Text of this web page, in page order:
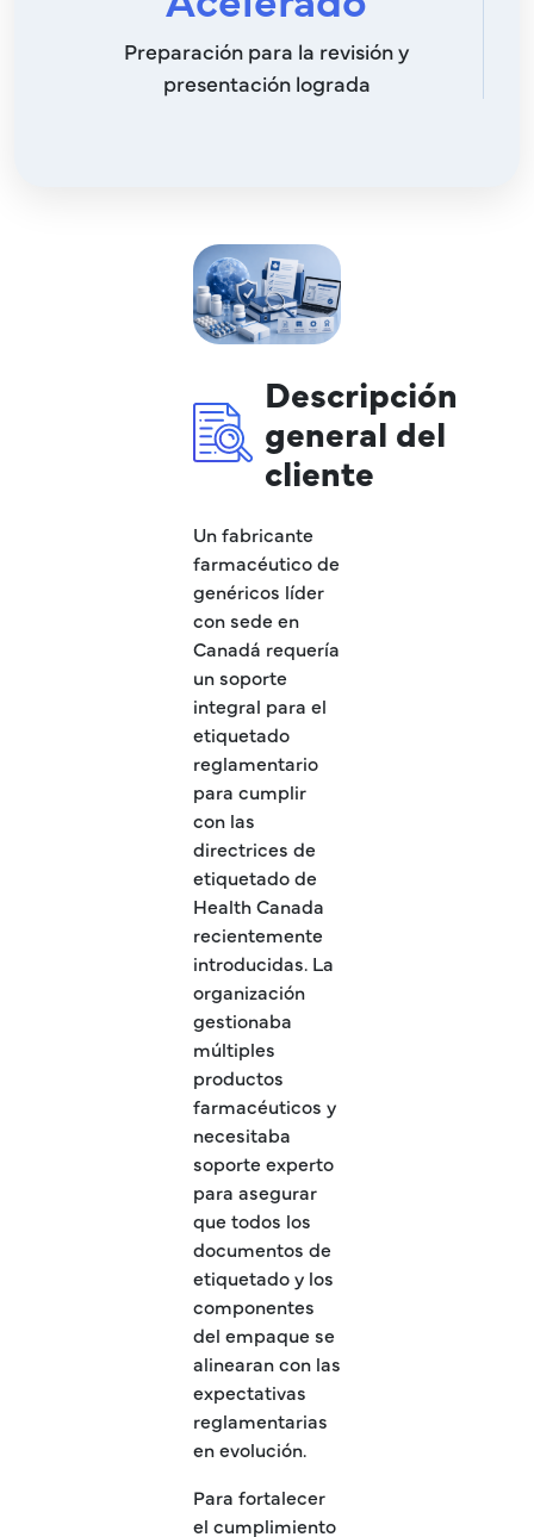
Preparación para la revisión y
presentación lograda
Descripción
general del
cliente
Un fabricante
farmacéutico de
genéricos líder
con sede en
Canadá requería
un soporte
integral para el
etiquetado
reglamentario
para cumplir
con las
directrices de
etiquetado de
Health Canada
recientemente
introducidas. La
organización
gestionaba
múltiples
productos
farmacéuticos y
necesitaba
soporte experto
para asegurar
que todos los
documentos de
etiquetado y los
componentes
del empaque se
alinearan con las
expectativas
reglamentarias
en evolución.
Para fortalecer
el cumplimiento